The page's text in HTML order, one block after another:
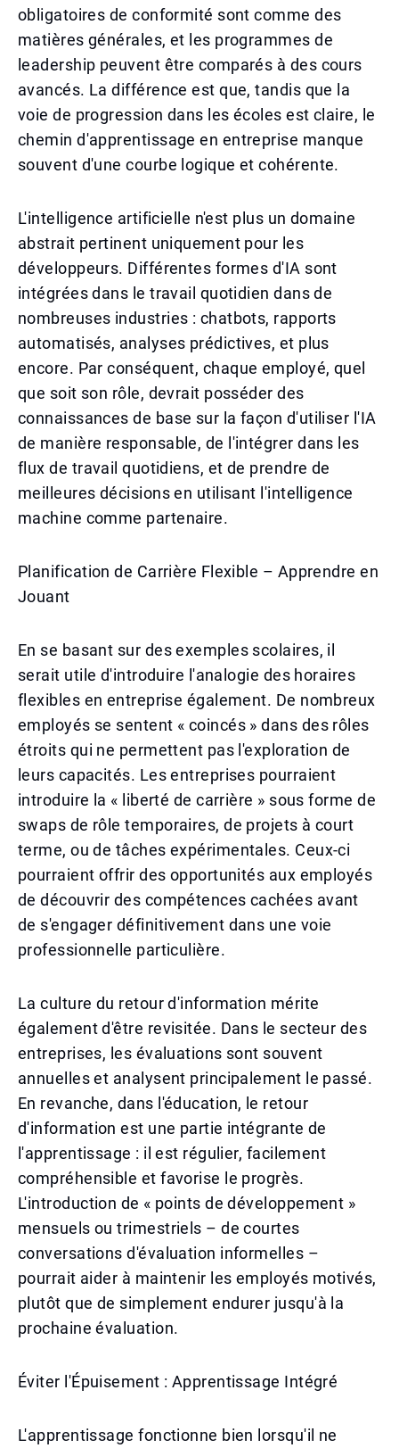
obligatoires de conformité sont comme des
matières générales, et les programmes de
leadership peuvent être comparés à des cours
avancés. La différence est que, tandis que la
voie de progression dans les écoles est claire, le
chemin d'apprentissage en entreprise manque
souvent d'une courbe logique et cohérente.
L'intelligence artificielle n'est plus un domaine
abstrait pertinent uniquement pour les
développeurs. Différentes formes d'IA sont
intégrées dans le travail quotidien dans de
nombreuses industries : chatbots, rapports
automatisés, analyses prédictives, et plus
encore. Par conséquent, chaque employé, quel
que soit son rôle, devrait posséder des
connaissances de base sur la façon d'utiliser l'IA
de manière responsable, de l'intégrer dans les
flux de travail quotidiens, et de prendre de
meilleures décisions en utilisant l'intelligence
machine comme partenaire.
Planification de Carrière Flexible – Apprendre en
Jouant
En se basant sur des exemples scolaires, il
serait utile d'introduire l'analogie des horaires
flexibles en entreprise également. De nombreux
employés se sentent « coincés » dans des rôles
étroits qui ne permettent pas l'exploration de
leurs capacités. Les entreprises pourraient
introduire la « liberté de carrière » sous forme de
swaps de rôle temporaires, de projets à court
terme, ou de tâches expérimentales. Ceux-ci
pourraient offrir des opportunités aux employés
de découvrir des compétences cachées avant
de s'engager définitivement dans une voie
professionnelle particulière.
La culture du retour d'information mérite
également d'être revisitée. Dans le secteur des
entreprises, les évaluations sont souvent
annuelles et analysent principalement le passé.
En revanche, dans l'éducation, le retour
d'information est une partie intégrante de
l'apprentissage : il est régulier, facilement
compréhensible et favorise le progrès.
L'introduction de « points de développement »
mensuels ou trimestriels – de courtes
conversations d'évaluation informelles –
pourrait aider à maintenir les employés motivés,
plutôt que de simplement endurer jusqu'à la
prochaine évaluation.
Éviter l'Épuisement : Apprentissage Intégré
L'apprentissage fonctionne bien lorsqu'il ne